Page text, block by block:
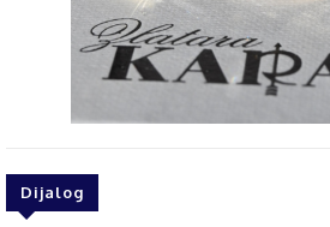
Dijalog